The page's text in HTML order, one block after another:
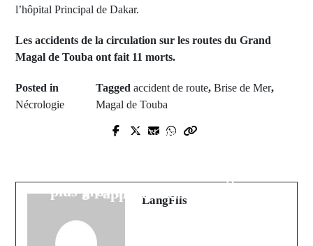
l’hôpital Principal de Dakar.
Les accidents de la circulation sur les routes du Grand
Magal de Touba ont fait 11 morts.
Posted in
Nécrologie
Tagged accident de route, Brise de Mer,
Magal de Touba
58 candidats à l'émigration
à l'approche du Magal
Next Post
plus gros diamant jamais trouvé
LangFils